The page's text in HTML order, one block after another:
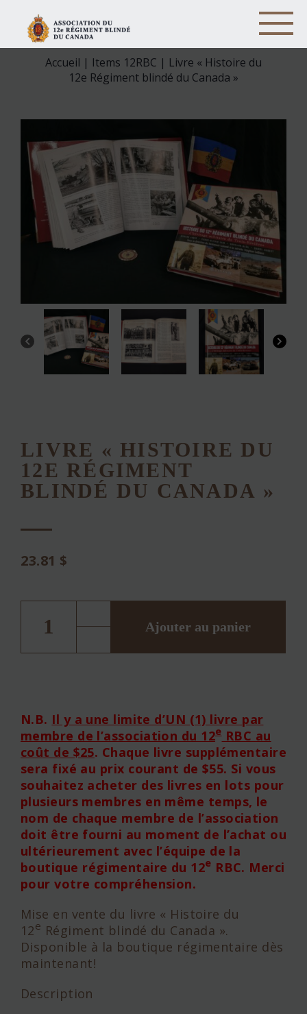
Accueil | Items 12RBC | Livre « Histoire du
12e Régiment blindé du Canada »
LIVRE « HISTOIRE DU
12E RÉGIMENT
BLINDÉ DU CANADA »
23.81 $
quantité
« Histoire
12e Régiment
Ajouter au panier
N.B. Il y a une limite d’UN (1) livre par
membre de l’association du 12eRBC au
coût de $25. Chaque livre supplémentaire
sera fixé au prix courant de $55. Si vous
souhaitez acheter des livres en lots pour
plusieurs membres en même temps, le
nom de chaque membre de l’association
doit être fourni au moment de l’achat ou
ultérieurement avec l’équipe de la
boutique régimentaire du 12e RBC. Merci
pour votre compréhension.
Mise en vente du livre « Histoire du
12e Régiment blindé du Canada ».
Disponible à la boutique régimentaire dès
maintenant!
Description